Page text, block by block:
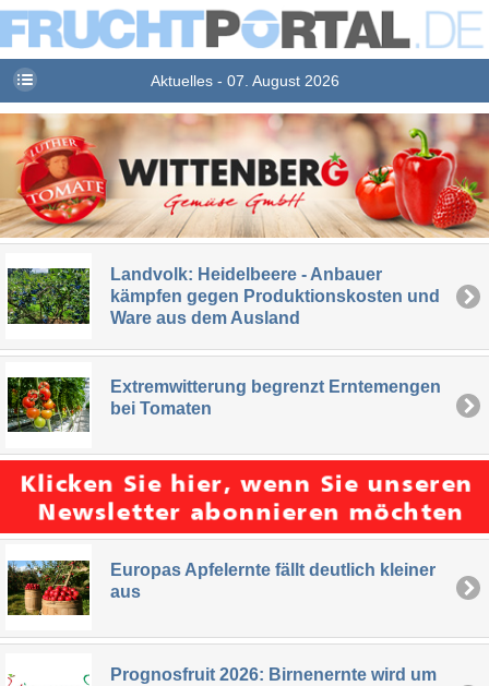
Aktuelles - 07. August 2026
Landvolk: Heidelbeere - Anbauer
kämpfen gegen Produktionskosten und
Ware aus dem Ausland
Extremwitterung begrenzt Erntemengen
bei Tomaten
Europas Apfelernte fällt deutlich kleiner
aus
Prognosfruit 2026: Birnenernte wird um